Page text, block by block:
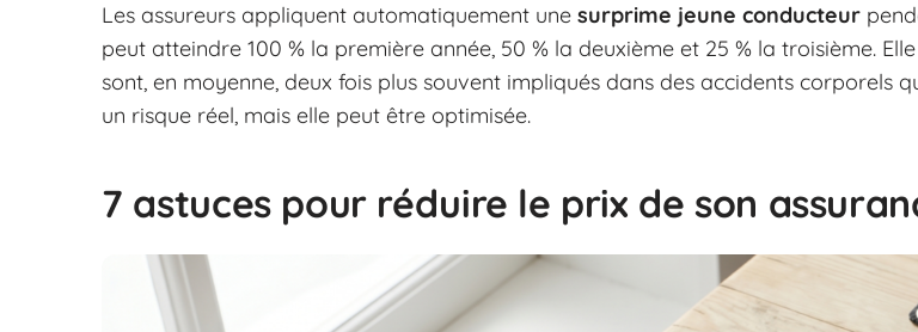
Les assureurs appliquent automatiquement unesurprime jeune conducteur
peut atteindre 100 % la première année, 50 % la deuxième et 25 % la troisième.
sont, en moyenne, deux fois plus souvent impliqués dans des accidents corporels
un risque réel, mais elle peut être optimisée.
7 astuces pour réduire le prix de son